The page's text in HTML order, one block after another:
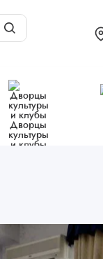
Дворцы
культуры
и клубы